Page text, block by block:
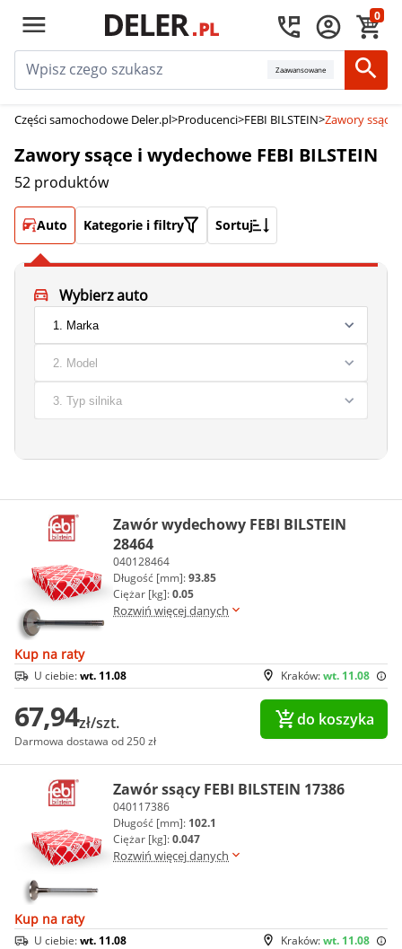
0
Zaawansowane
Części samochodowe Deler.pl>Producenci>FEBI BILSTEIN>Zawory ssące
Zawory ssące i wydechowe FEBI BILSTEIN
52 produktów
Auto Kategorie i filtry Sortuj
Wybierz auto
Zawór wydechowy FEBI BILSTEIN
28464
040128464
Długość [mm]:93.85
Ciężar [kg]:0.05
Rozwiń więcej danych
Kup na raty
Kraków:wt. 11.08
U ciebie:wt. 11.08
67,94zł/szt.
Darmowa dostawa od 250 zł
do koszyka
Zawór ssący FEBI BILSTEIN 17386
040117386
Długość [mm]: 102.1
Ciężar [kg]:0.047
Rozwiń więcej danych
Kup na raty
Kraków:wt. 11.08
U ciebie:wt. 11.08